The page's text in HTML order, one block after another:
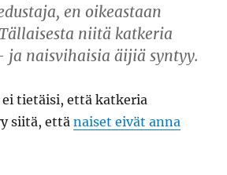
en oikeastaan
niitä katkeria
ja naisvihaisia äijiä syntyy.
ei tietäisi, että katkeria
siitä, ettänaiset eivät anna